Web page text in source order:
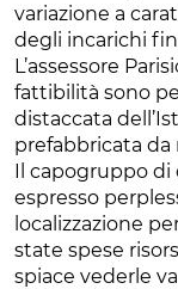
variazione a
degli incarichi
L’assessore
fattibilità sono
distaccata
prefabbricata da
Il capogruppo di
espresso
localizzazione
state spese
spiace vederle